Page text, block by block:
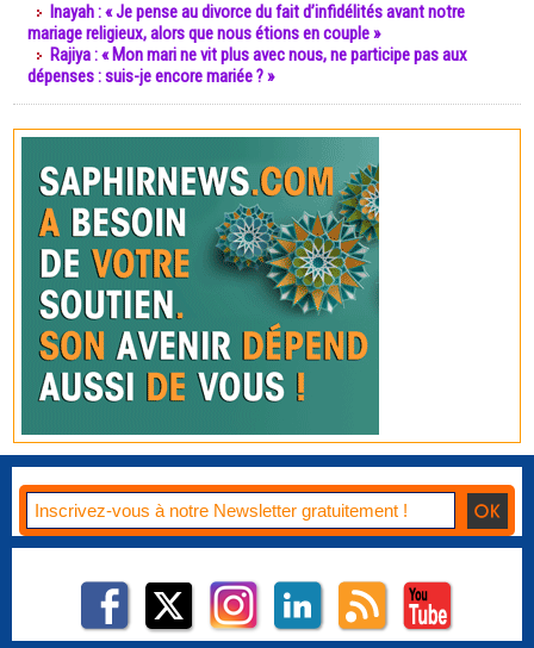
Inayah : « Je pense au divorce du fait d’infidélités avant notre
mariage religieux, alors que nous étions en couple »
Rajiya : « Mon mari ne vit plus avec nous, ne participe pas aux
dépenses : suis-je encore mariée ? »